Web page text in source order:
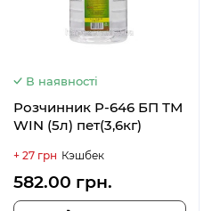
В наявності
Розчинник Р-646 БП ТМ
WIN (5л) пет(3,6кг)
+ 27 грн Кэшбек
582.00 грн.